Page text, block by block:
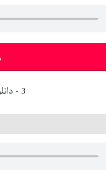
3 - دانلود ریمیکس دیجی استاد ☼